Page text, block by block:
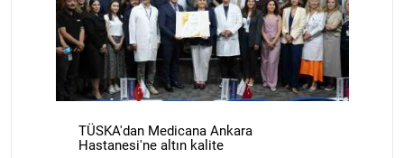
TÜSKA'dan Medicana Ankara
Hastanesi'ne altın kalite